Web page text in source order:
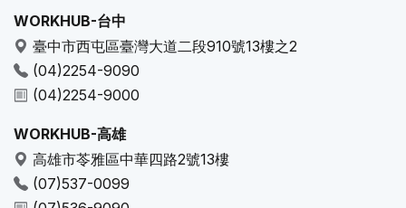
WORKHUB-台中
臺中市西屯區臺灣大道二段910號13樓之2
(04)2254-9090
(04)2254-9000
WORKHUB-高雄
高雄市苓雅區中華四路2號13樓
(07)537-0099